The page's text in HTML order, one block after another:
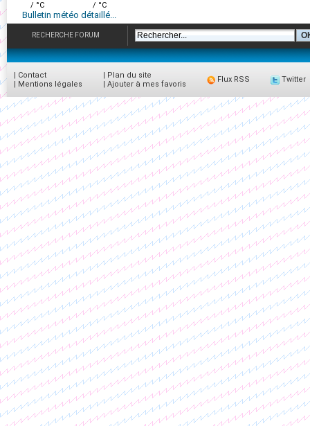
/ °C / °C
Bulletin météo détaillé...
RECHERCHE FORUM
| Contact
| Mentions légales
| Plan du site
| Ajouter à mes favoris
Flux RSS Twitter